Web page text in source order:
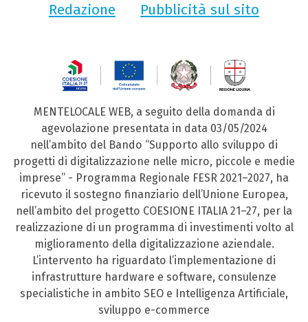
Redazione
Pubblicità sul sito
MENTELOCALE WEB, a seguito della domanda di
agevolazione presentata in data 03/05/2024
nell’ambito del Bando “Supporto allo sviluppo di
progetti di digitalizzazione nelle micro, piccole e medie
imprese” - Programma Regionale FESR 2021–2027, ha
ricevuto il sostegno finanziario dell’Unione Europea,
nell’ambito del progetto COESIONE ITALIA 21–27, per la
realizzazione di un programma di investimenti volto al
miglioramento della digitalizzazione aziendale.
L’intervento ha riguardato l’implementazione di
infrastrutture hardware e software, consulenze
specialistiche in ambito SEO e Intelligenza Artificiale,
sviluppo e-commerce